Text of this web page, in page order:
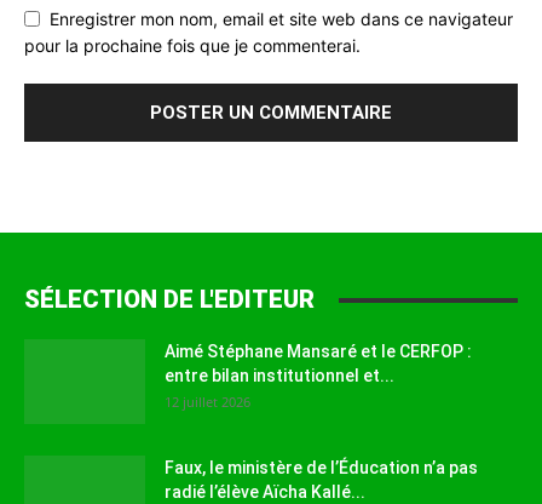
Enregistrer mon nom, email et site web dans ce navigateur
pour la prochaine fois que je commenterai.
SÉLECTION DE L'EDITEUR
Aimé Stéphane Mansaré et le CERFOP :
entre bilan institutionnel et...
12 juillet 2026
Faux, le ministère de l’Éducation n’a pas
radié l’élève Aïcha Kallé...